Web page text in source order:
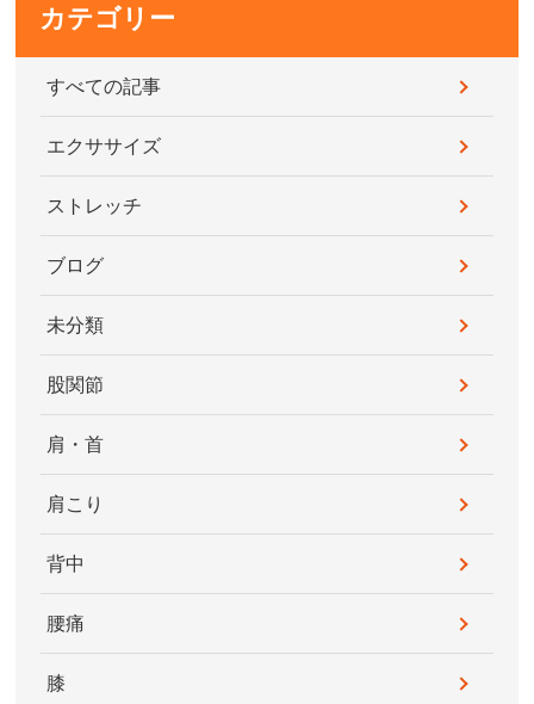
カテゴリー
すべての記事
エクササイズ
ストレッチ
ブログ
未分類
股関節
肩・首
肩こり
背中
腰痛
膝